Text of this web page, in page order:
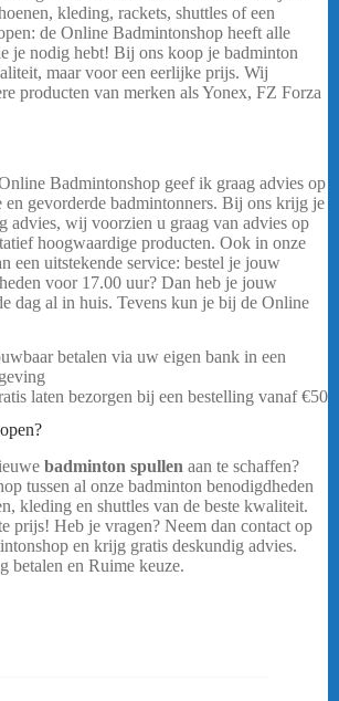
kleding, rackets, shuttles of een
de Online Badmintonshop heeft alle
je nodig hebt! Bij ons koop je badminton
maar voor een eerlijke prijs. Wij
producten van merken als Yonex, FZ Forza
Badmintonshop geef ik graag advies op
en gevorderde badmintonners. Bij ons krijg je
advies, wij voorzien u graag van advies op
hoogwaardige producten. Ook in onze
een uitstekende service: bestel je jouw
voor 17.00 uur? Dan heb je jouw
dag al in huis. Tevens kun je bij de Online
betalen via uw eigen bank in een
laten bezorgen bij een bestelling vanaf€50
badminton spullen aan te schaffen?
tussen al onze badminton benodigdheden
kleding en shuttles van de beste kwaliteit.
prijs! Heb je vragen? Neem dan contact op
en krijg gratis deskundig advies.
betalen en Ruime keuze.